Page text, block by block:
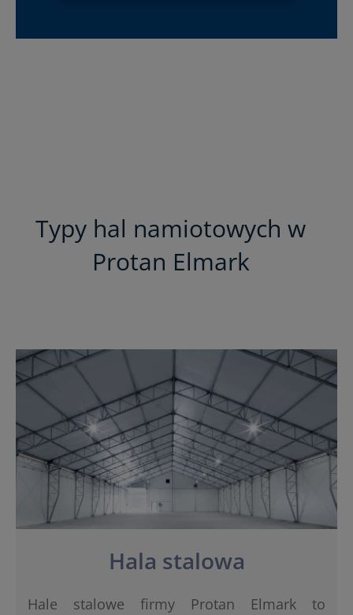
Typy hal namiotowych w
Protan Elmark
Hala stalowa
Hale stalowe firmy Protan Elmark to